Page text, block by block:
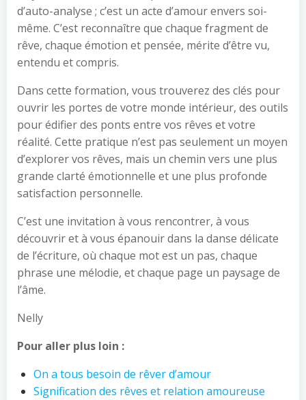
d’auto-analyse ; c’est un acte d’amour envers soi-
même. C’est reconnaître que chaque fragment de
rêve, chaque émotion et pensée, mérite d’être vu,
entendu et compris.
Dans cette formation, vous trouverez des clés pour
ouvrir les portes de votre monde intérieur, des outils
pour édifier des ponts entre vos rêves et votre
réalité. Cette pratique n’est pas seulement un moyen
d’explorer vos rêves, mais un chemin vers une plus
grande clarté émotionnelle et une plus profonde
satisfaction personnelle.
C’est une invitation à vous rencontrer, à vous
découvrir et à vous épanouir dans la danse délicate
de l’écriture, où chaque mot est un pas, chaque
phrase une mélodie, et chaque page un paysage de
l’âme.
Nelly
Pour aller plus loin :
On a tous besoin de rêver d’amour
Signification des rêves et relation amoureuse